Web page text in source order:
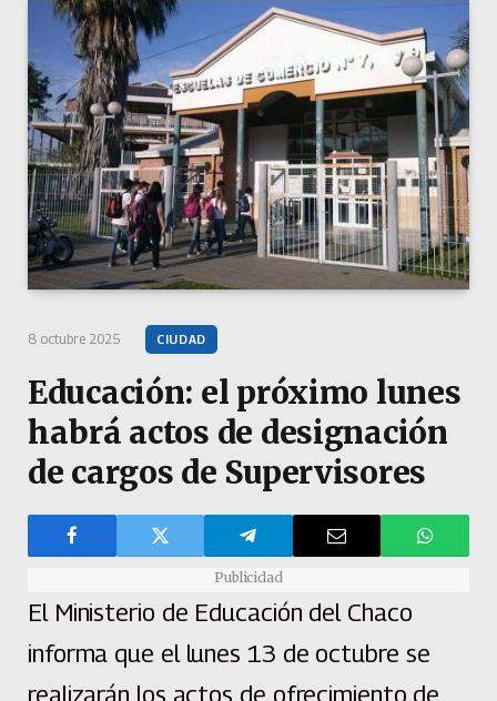
8 octubre 2025 CIUDAD
Educación: el próximo lunes
habrá actos de designación
de cargos de Supervisores
Publicidad
El Ministerio de Educación del Chaco
informa que el lunes 13 de octubre se
realizarán los actos de ofrecimiento de